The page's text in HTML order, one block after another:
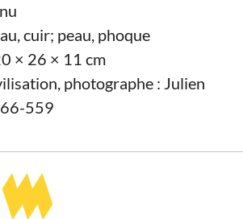
cuir; peau, phoque
× 26 × 11 cm
photographe : Julien
559